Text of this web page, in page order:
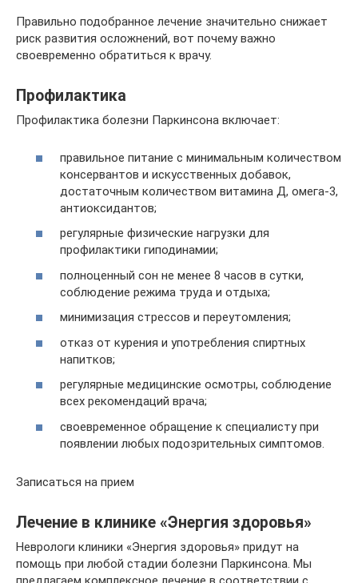
Правильно подобранное лечение значительно снижает
риск развития осложнений, вот почему важно
своевременно обратиться к врачу.
Профилактика
Профилактика болезни Паркинсона включает:
правильное питание с минимальным количеством
консервантов и искусственных добавок,
достаточным количеством витамина Д, омега-3,
антиоксидантов;
регулярные физические нагрузки для
профилактики гиподинамии;
полноценный сон не менее 8 часов в сутки,
соблюдение режима труда и отдыха;
минимизация стрессов и переутомления;
отказ от курения и употребления спиртных
напитков;
регулярные медицинские осмотры, соблюдение
всех рекомендаций врача;
своевременное обращение к специалисту при
появлении любых подозрительных симптомов.
Записаться на прием
Лечение в клинике «Энергия здоровья»
Неврологи клиники «Энергия здоровья» придут на
помощь при любой стадии болезни Паркинсона. Мы